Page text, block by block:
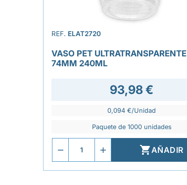
REF. ELAT2720
VASO PET ULTRATRANSPARENTE
74MM 240ML
93,98 €
0,094 €/Unidad
Paquete de 1000 unidades
AÑADIR